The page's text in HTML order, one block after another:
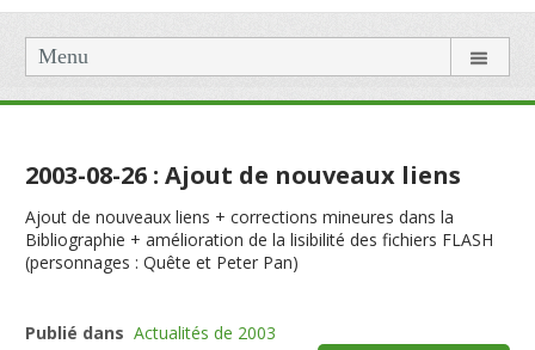
Menu
2003-08-26 : Ajout de nouveaux liens
Ajout de nouveaux liens + corrections mineures dans la
Bibliographie + amélioration de la lisibilité des fichiers FLASH
(personnages : Quête et Peter Pan)
Publié dans Actualités de 2003